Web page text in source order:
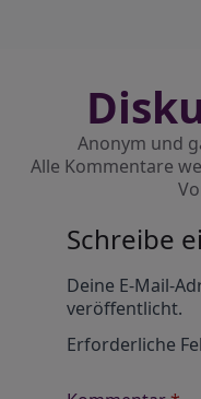
Anonym und
Alle Kommentare
Schreibe
Deine E-Mail-
veröffentlicht.
Erforderliche